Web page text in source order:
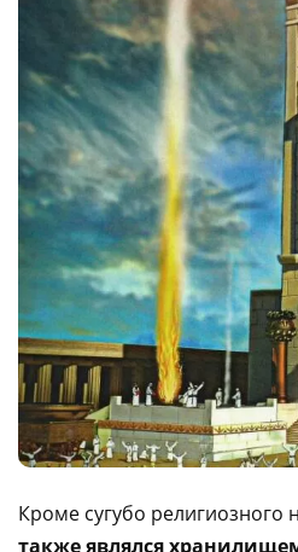
Кроме сугубо религиозного
также являлся